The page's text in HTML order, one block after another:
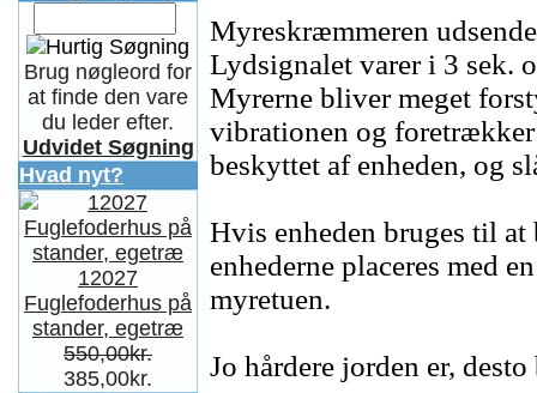
Myreskræmmeren
Lydsignalet varer i 3 sek.
Myrerne bliver meget
vibrationen og foretrækker
beskyttet af enheden, og
Hvis enheden bruges til
enhederne placeres med
myretuen.
Jo hårdere jorden er,
Brug nøgleord for
at finde den vare
du leder efter.
Udvidet Søgning
Hvad nyt?
12027
Fuglefoderhus på
stander, egetræ
550,00kr.
385,00kr.